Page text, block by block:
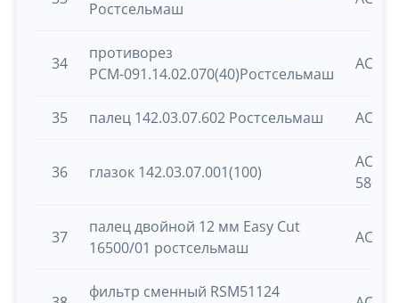
Ростсельмаш
34
противорез
РСМ-091.14.02.070(40)Ростсельмаш
35 палец 142.03.07.602 Ростсельмаш
36 глазок 142.03.07.001(100)
580/
37
палец двойной 12 мм Easy Cut
16500/01 ростсельмаш
фильтр сменный RSM51124